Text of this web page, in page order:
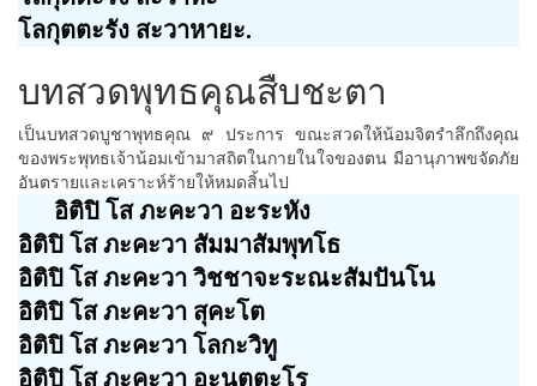
โลกุตตะรัง สะวาหายะ.
บทสวดพุทธคุณสืบชะตา
เป็นบทสวดบูชาพุทธคุณ ๙ ประการ ขณะสวดให้น้อมจิตรำลึกถึงคุณ
ของพระพุทธเจ้าน้อมเข้ามาสถิตในกายในใจของตน มีอานุภาพขจัดภัย
อันตรายและเคราะห์ร้ายให้หมดสิ้นไป
อิติปิ โส ภะคะวา อะระหัง
อิติปิ โส ภะคะวา สัมมาสัมพุทโธ
อิติปิ โส ภะคะวา วิชชาจะระณะสัมปันโน
อิติปิ โส ภะคะวา สุคะโต
อิติปิ โส ภะคะวา โลกะวิทู
อิติปิ โส ภะคะวา อะนุตตะโร